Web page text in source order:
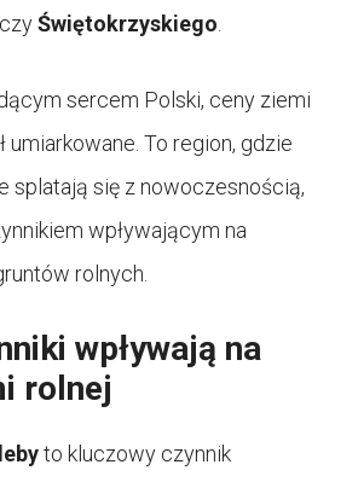
czyŚwiętokrzyskiego
sercem Polski, ceny ziemi
umiarkowane. To region, gdzie
splatają się z nowoczesnością,
wpływającym na
rolnych.
wpływają na
rolnej
to kluczowy czynnik